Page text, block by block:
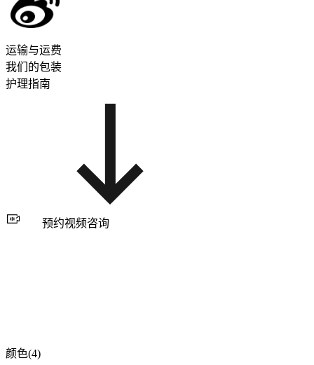
运输与运费
我们的包装
护理指南
预约视频咨询
颜色(4)